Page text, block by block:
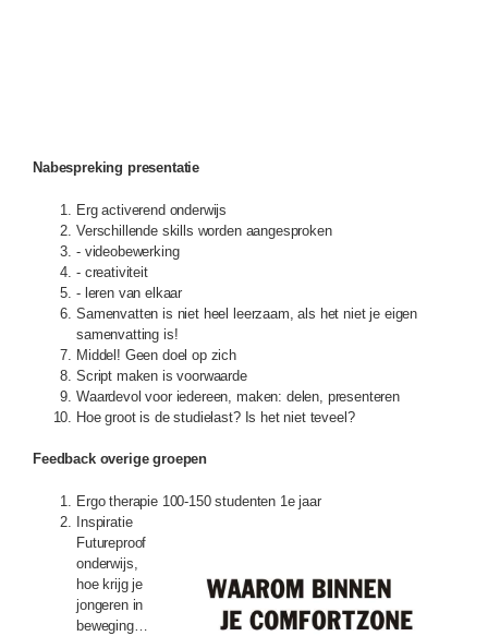
Nabespreking presentatie
Erg activerend onderwijs
Verschillende skills worden aangesproken
- videobewerking
- creativiteit
- leren van elkaar
Samenvatten is niet heel leerzaam, als het niet je eigen
samenvatting is!
Middel! Geen doel op zich
Script maken is voorwaarde
Waardevol voor iedereen, maken: delen, presenteren
Hoe groot is de studielast? Is het niet teveel?
Feedback overige groepen
Ergo therapie 100-150 studenten 1e jaar
Inspiratie
Futureproof
onderwijs,
hoe krijg je
jongeren in
beweging…